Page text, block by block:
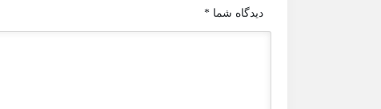
دیدگاه شما *